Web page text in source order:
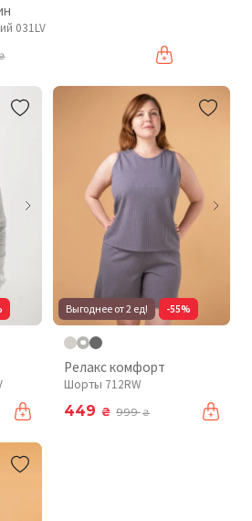
031LV
Выгоднее от 2 ед! -55%
Релакс комфорт
Шорты 712RW
449 ₴ 999₴